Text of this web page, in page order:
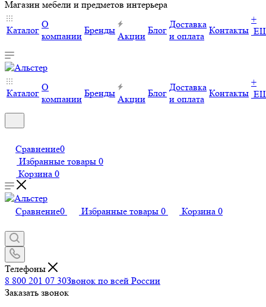
Магазин мебели и предметов интерьера
Каталог
О
компании
Бренды
Акции
Блог
Доставка
и оплата
Контакты
+
Каталог
О
компании
Бренды
Акции
Блог
Доставка
и оплата
Контакты
+
Сравнение0
Избранные товары 0
Корзина 0
Сравнение0 Избранные товары 0 Корзина 0
Телефоны
8 800 201 07 30Звонок по всей России
Заказать звонок